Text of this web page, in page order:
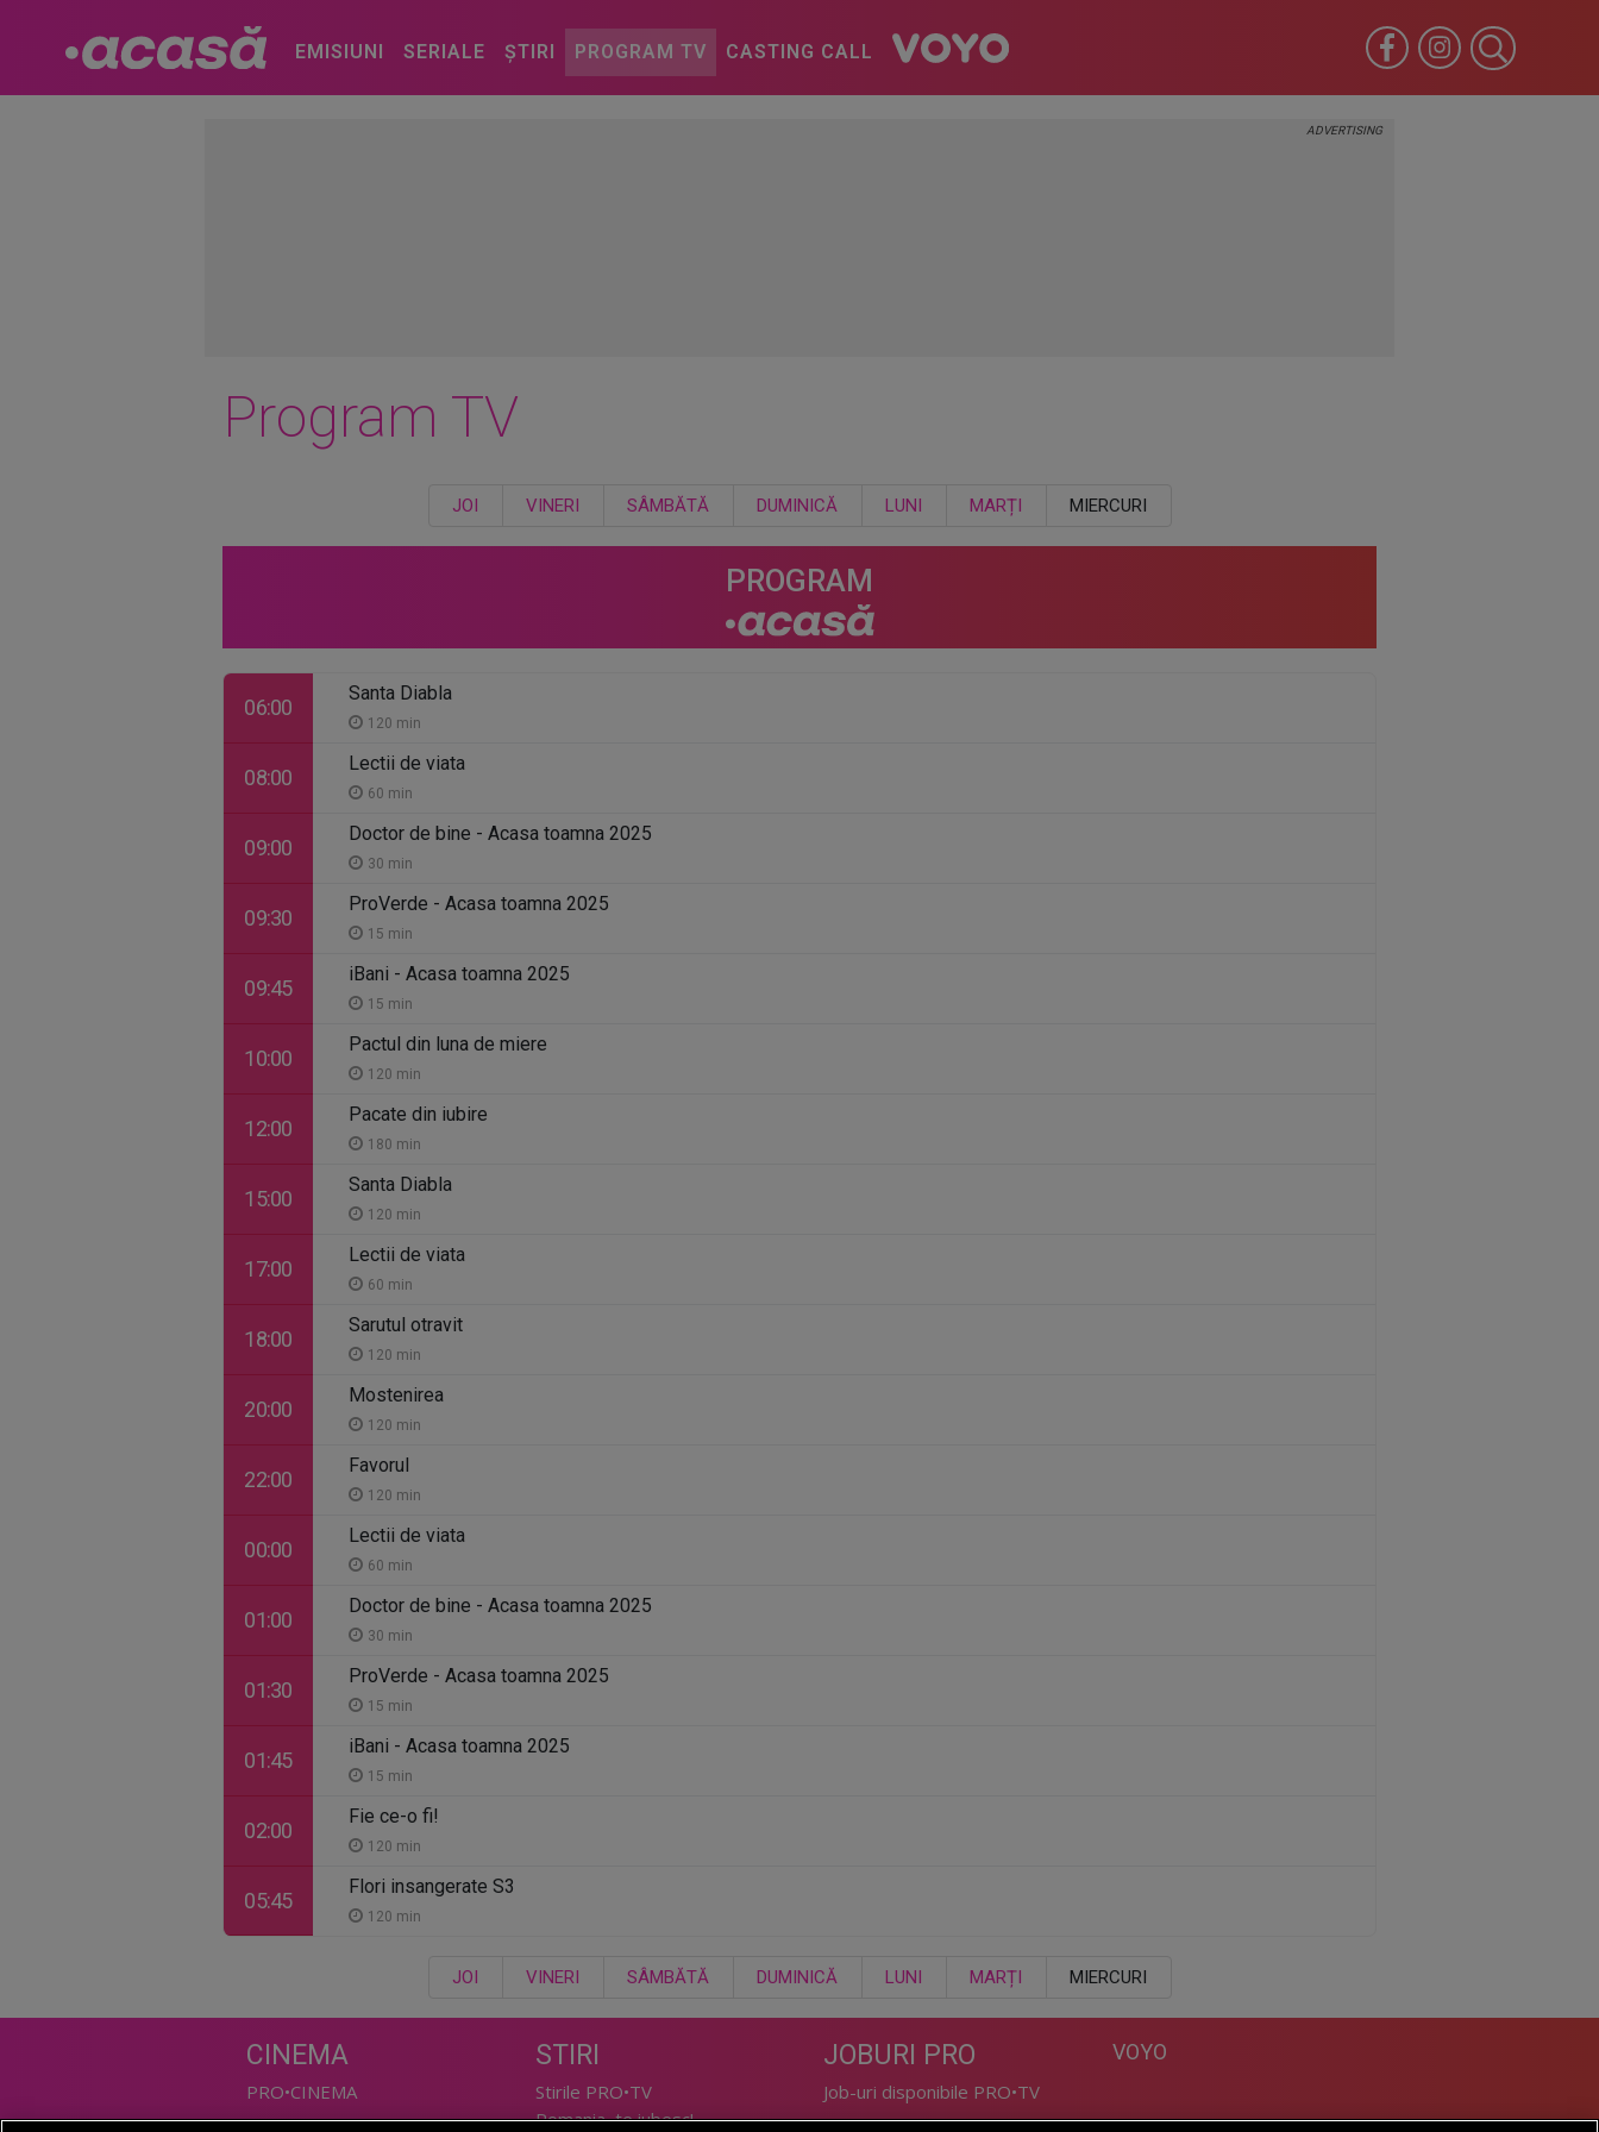
EMISIUNI SERIALE ȘTIRI PROGRAM TV CASTING CALL
Program TV
JOI VINERI SÂMBĂTĂ DUMINICĂ LUNI MARȚI MIERCURI
PROGRAM
06:00
Santa Diabla
120 min
08:00
Lectii de viata
60 min
09:00
Doctor de bine - Acasa toamna 2025
30 min
09:30
ProVerde - Acasa toamna 2025
15 min
09:45
iBani - Acasa toamna 2025
15 min
10:00
Pactul din luna de miere
120 min
12:00
Pacate din iubire
180 min
15:00
Santa Diabla
120 min
17:00
Lectii de viata
60 min
18:00
Sarutul otravit
120 min
20:00
Mostenirea
120 min
22:00
Favorul
120 min
00:00
Lectii de viata
60 min
01:00
Doctor de bine - Acasa toamna 2025
30 min
01:30
ProVerde - Acasa toamna 2025
15 min
01:45
iBani - Acasa toamna 2025
15 min
02:00
Fie ce-o fi!
120 min
05:45
Flori insangerate S3
120 min
JOI VINERI SÂMBĂTĂ DUMINICĂ LUNI MARȚI MIERCURI
CINEMA
PRO•CINEMA
STIRI
Stirile PRO•TV
Romania, te iubesc!
JOBURI PRO
Job-uri disponibile PRO•TV
VOYO